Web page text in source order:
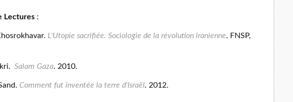
Lectures :
L'Utopie sacrifiée. Sociologie de la révolution iranienne. FNSP,
Salam Gaza. 2010.
Comment fut inventée la terre d'Israël. 2012.